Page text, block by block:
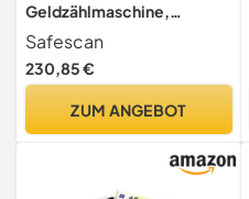
Geldzählmaschine,
Wertzählung für Münzen
und Banknoten -
Münzzähler mit
Münzrollenerkennung -
und einfaches Zählen von
Kassenladen
Safescan
230,85 €
ZUM ANGEBOT